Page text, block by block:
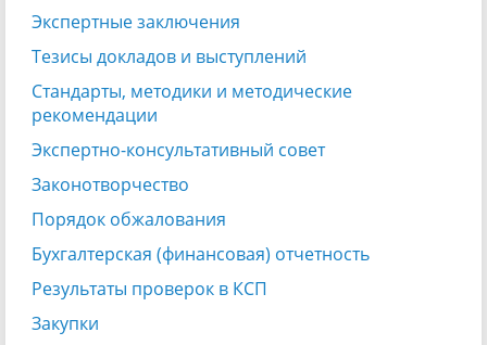
Экспертные заключения
Тезисы докладов и выступлений
Стандарты, методики и методические
рекомендации
Экспертно-консультативный совет
Законотворчество
Порядок обжалования
Бухгалтерская (финансовая) отчетность
Результаты проверок в КСП
Закупки